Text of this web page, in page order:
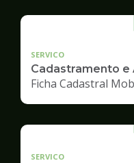
SERVICO
Cadastramento e
Ficha Cadastral
SERVICO